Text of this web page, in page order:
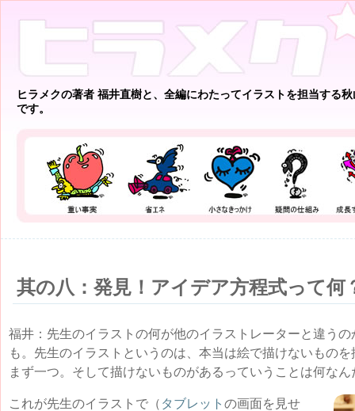
ヒラメクの著者 福井直樹と、全編にわたってイラストを担当する
です。
其の八：発見！アイデア方程式って何
福井：先生のイラストの何が他のイラストレーターと違う
も。先生のイラストというのは、本当は絵で描けないもの
まず一つ。そして描けないものがあるっていうことは何な
これが先生のイラストで（ タブレット の画面を見せ